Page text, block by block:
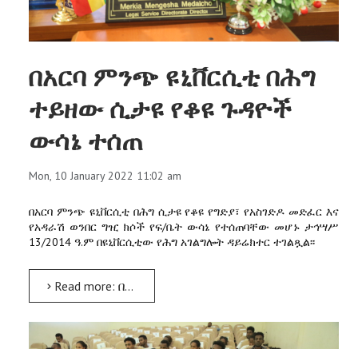
በአርባ ምንጭ ዩኒቨርሲቲ በሕግ
ተይዘው ሲታዩ የቆዩ ጉዳዮች
ውሳኔ ተሰጠ
Mon, 10 January 2022 11:02 am
በአርባ ምንጭ ዩኒቨርሲቲ በሕግ ሲታዩ የቆዩ የግድያ፣ የአስገድዶ መድፈር እና
የአዳራሽ ወንበር ግዢ ክሶች የፍ/ቤት ውሳኔ የተሰጠባቸው መሆኑ ታኅሣሥ
13/2014 ዓ.ም በዩኒቨርሲቲው የሕግ አገልግሎት ዳይሬክተር ተገልጿል፡፡
Read more: በአርባ ምንጭ ዩኒቨርሲቲ በሕግ ተይዘው ሲታዩ የቆዩ ጉዳዮች ውሳኔ ተሰጠ